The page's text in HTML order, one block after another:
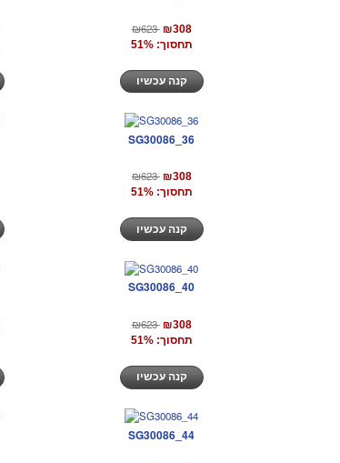
₪623 ₪308
תחסוך: 51%
קנה עכשיו
SG30086_36
₪623 ₪308
תחסוך: 51%
קנה עכשיו
SG30086_40
₪623 ₪308
תחסוך: 51%
קנה עכשיו
SG30086_44